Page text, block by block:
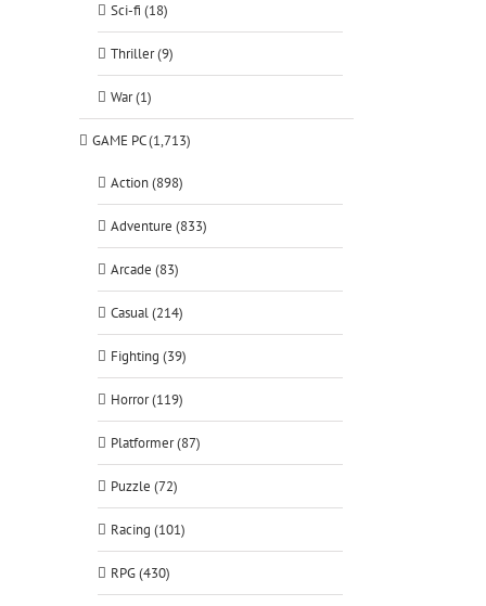
Sci-fi (18)
Thriller (9)
War (1)
GAME PC (1,713)
Action (898)
Adventure (833)
Arcade (83)
Casual (214)
Fighting (39)
Horror (119)
Platformer (87)
Puzzle (72)
Racing (101)
RPG (430)